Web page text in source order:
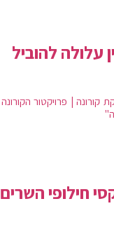
עלולה להוביל
| פרויקטור הקורונה
טקסי חילופי השרים